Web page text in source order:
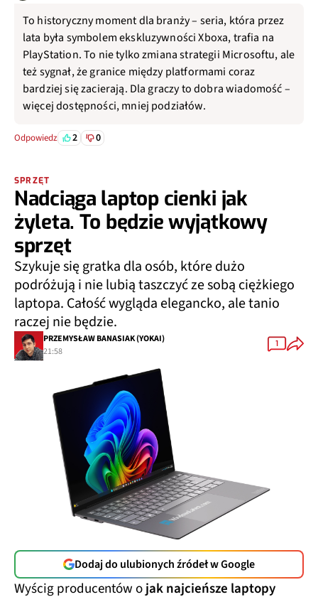
To historyczny moment dla branży – seria, która przez
lata była symbolem ekskluzywności Xboxa, trafia na
PlayStation. To nie tylko zmiana strategii Microsoftu, ale
też sygnał, że granice między platformami coraz
bardziej się zacierają. Dla graczy to dobra wiadomość –
więcej dostępności, mniej podziałów.
Odpowiedz 2 0
SPRZĘT
Nadciąga laptop cienki jak
żyleta. To będzie wyjątkowy
sprzęt
Szykuje się gratka dla osób, które dużo
podróżują i nie lubią taszczyć ze sobą ciężkiego
laptopa. Całość wygląda elegancko, ale tanio
raczej nie będzie.
PRZEMYSŁAW BANASIAK (YOKAI)
21:58
1
Dodaj do ulubionych źródeł w Google
Wyścig producentów ojak najcieńsze laptopy